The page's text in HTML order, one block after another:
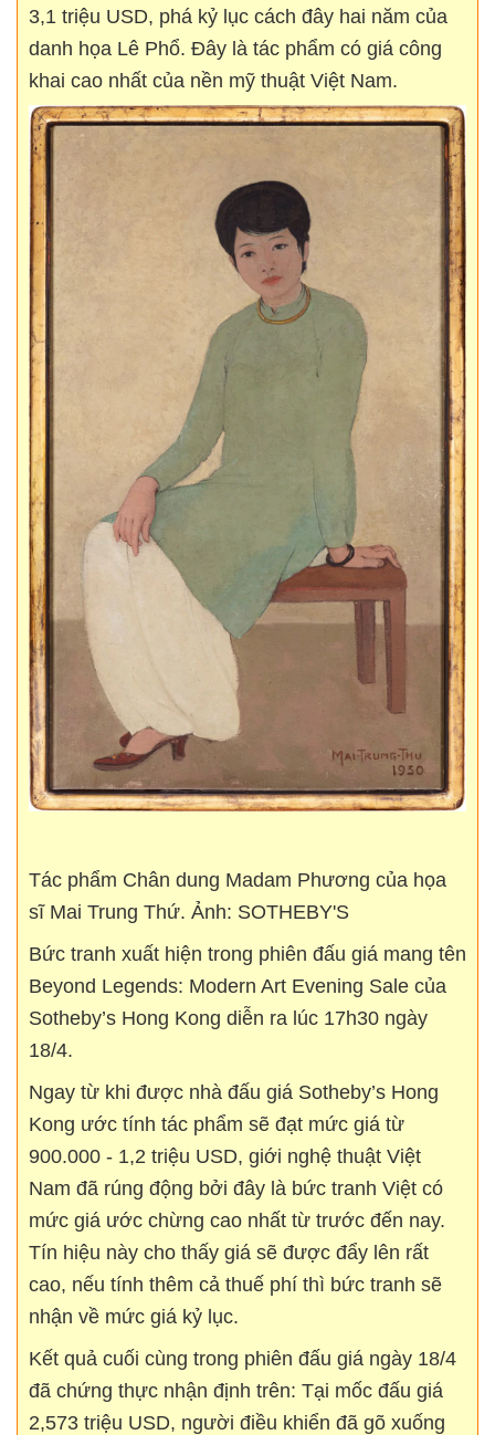
3,1 triệu USD, phá kỷ lục cách đây hai năm của
danh họa Lê Phổ. Đây là tác phẩm có giá công
khai cao nhất của nền mỹ thuật Việt Nam.
Tác phẩm Chân dung Madam Phương của họa
sĩ Mai Trung Thứ. Ảnh: SOTHEBY'S
Bức tranh xuất hiện trong phiên đấu giá mang tên
Beyond Legends: Modern Art Evening Sale của
Sotheby’s Hong Kong diễn ra lúc 17h30 ngày
18/4.
Ngay từ khi được nhà đấu giá Sotheby’s Hong
Kong ước tính tác phẩm sẽ đạt mức giá từ
900.000 - 1,2 triệu USD, giới nghệ thuật Việt
Nam đã rúng động bởi đây là bức tranh Việt có
mức giá ước chừng cao nhất từ trước đến nay.
Tín hiệu này cho thấy giá sẽ được đẩy lên rất
cao, nếu tính thêm cả thuế phí thì bức tranh sẽ
nhận về mức giá kỷ lục.
Kết quả cuối cùng trong phiên đấu giá ngày 18/4
đã chứng thực nhận định trên: Tại mốc đấu giá
2,573 triệu USD, người điều khiển đã gõ xuống